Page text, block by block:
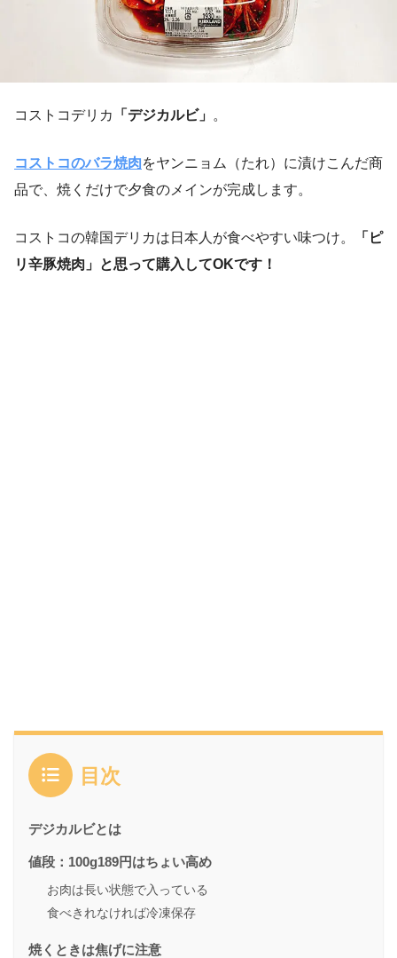
コストコデリカ 「デジカルビ」 。
コストコのバラ焼肉をヤンニョム（たれ）に漬けこんだ商
品で、焼くだけで夕食のメインが完成します。
コストコの韓国デリカは日本人が食べやすい味つけ。
「ピ
リ辛豚焼肉」と思って購入してOKです！
目次
デジカルビとは
値段：100g189円はちょい高め
お肉は長い状態で入っている
食べきれなければ冷凍保存
焼くときは焦げに注意